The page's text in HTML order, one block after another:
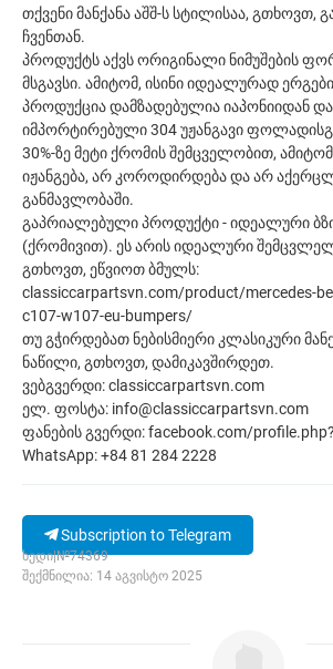
თქვენი მანქანა აშშ-ს სტილისაა, გთხოვთ,
ჩვენთან.
პროდუქტს აქვს ორიგინალი ნიმუშების
მსგავსი. ამიტომ, ისინი იდეალურად
პროდუქცია დამზადებულია იაპონიიდან
იმპორტირებული 304 უჟანგავი
30%-ზე მეტი ქრომის შემცველობით,
იჟანგება, არ კოროდირდება და არ
განმავლობაში.
გაპრიალებული პროდუქტი - იდეალური
(ქრომივით). ეს არის იდეალური
გთხოვთ, ეწვიოთ ბმულს:
classiccarpartsvn.com/product/mercedes-
c107-w107-eu-bumpers/
თუ გჭირდებათ ნებისმიერი კლასიკური
ნაწილი, გთხოვთ, დამიკავშირდეთ.
ვებგვერდი: classiccarpartsvn.com
ელ. ფოსტა: info@classiccarpartsvn.com
ფანების გვერდი: facebook.com/
WhatsApp: +84 81 284 2228
Subscription to Telegram
ხედი|№74369
შექმნილია: 14 აგვისტო 2025